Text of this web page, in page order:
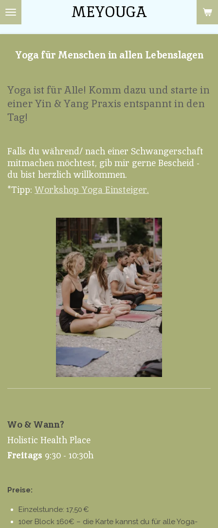
Zum
Hauptinhalt
springen
MEYOUGA
Yoga für Menschen in allen Lebenslagen
Yoga ist für Alle! Komm dazu und starte in
einer Yin & Yang Praxis entspannt in den
Tag!
Falls du während/ nach einer Schwangerschaft
mitmachen möchtest, gib mir gerne Bescheid -
du bist herzlich willkommen.
*Tipp: Workshop Yoga Einsteiger.
Wo & Wann?
Holistic Health Place
Freitags 9:30 - 10:30h
Preise:
Einzelstunde: 17,50 €
10er Block 160€ – die Karte kannst du für alle Yoga-